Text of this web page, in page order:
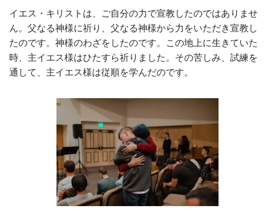
イエス・キリストは、ご自分の力で宣教したのではありませ
ん。父なる神様に祈り、父なる神様から力をいただき宣教し
たのです。神様のわざをしたのです。この地上に生きていた
時、主イエス様はひたすら祈りました。その苦しみ、試練を
通して、主イエス様は従順を学んだのです。